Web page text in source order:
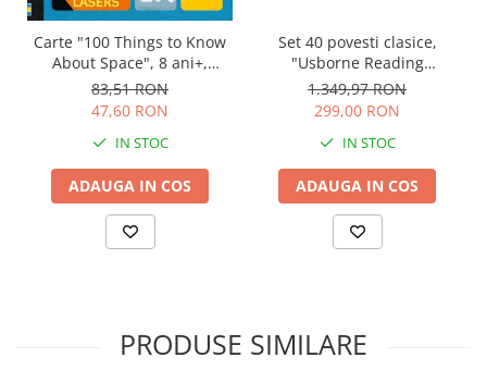
Carte "100 Things to Know
About Space", 8 ani+,
Usborne
83,51 RON
47,60 RON
IN STOC
ADAUGA IN COS
Set 40 povesti clasice,
"Usborne Reading
Collection for Confident
Readers", Usborne
1.349,97 RON
299,00 RON
IN STOC
ADAUGA IN COS
PRODUSE SIMILARE